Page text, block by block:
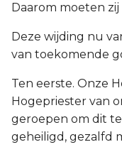
Daarom moeten
Deze wijding nu
van toekomende
Ten eerste. Onze
Hogepriester van
geroepen om dit
geheiligd, gezalfd